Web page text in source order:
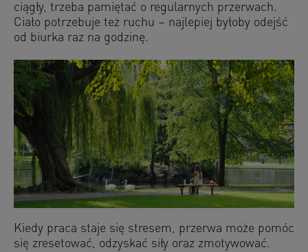
ciągły, trzeba pamiętać o regularnych przerwach.
Ciało potrzebuje też ruchu – najlepiej byłoby odejść
od biurka raz na godzinę.
Kiedy praca staje się stresem, przerwa może pomóc
się zresetować, odzyskać siły oraz zmotywować.